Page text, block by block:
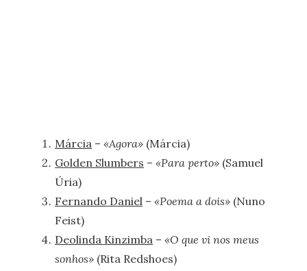
Márcia – «Agora» (Márcia)
Golden Slumbers – «Para perto» (Samuel
Úria)
Fernando Daniel – «Poema a dois» (Nuno
Feist)
Deolinda Kinzimba – «O que vi nos meus
sonhos» (Rita Redshoes)